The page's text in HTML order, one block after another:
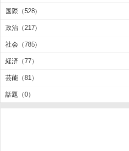
国際（528）
政治（217）
社会（785）
経済（77）
芸能（81）
話題（0）